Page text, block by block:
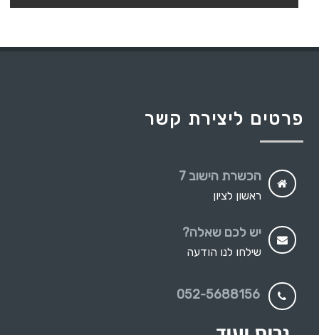
פרטים ליצירת קשר
הכשרת הישוב 7
ראשון לציון
יש לכם שאלה?
שילחו לנו הודעה
052-5688156